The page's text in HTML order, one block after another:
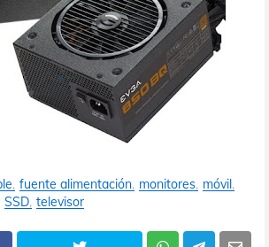
fuente alimentación monitores móvil
SSD televisor